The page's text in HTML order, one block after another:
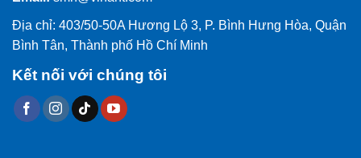
Địa chỉ: 403/50-50A Hương Lộ 3, P. Bình Hưng Hòa, Quận
Bình Tân, Thành phố Hồ Chí Minh
Kết nối với chúng tôi